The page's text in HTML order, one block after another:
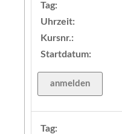
Tag:
Uhrzeit:
Kursnr.:
Startdatum:
Tag: